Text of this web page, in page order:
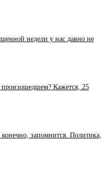
недели у нас давно не
Кажется, 25
запомнится. Политика,